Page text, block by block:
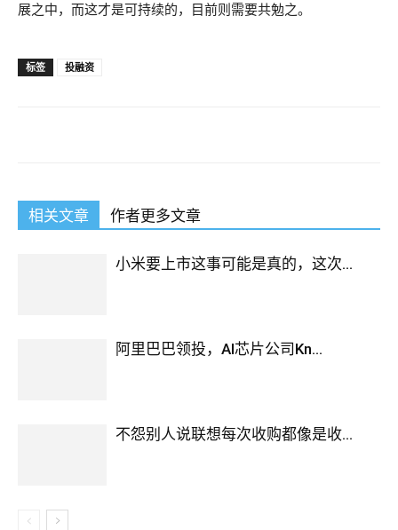
展之中，而这才是可持续的，目前则需要共勉之。
标签 投融资
相关文章 作者更多文章
小米要上市这事可能是真的，这次...
阿里巴巴领投，AI芯片公司Kn...
不怨别人说联想每次收购都像是收...